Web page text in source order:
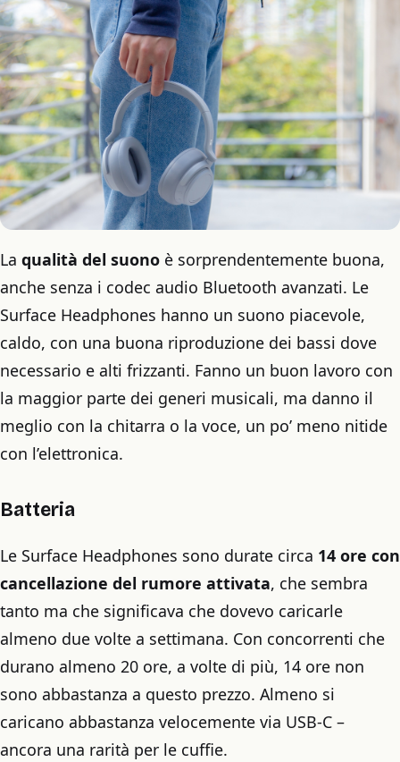
La qualità del suono è sorprendentemente buona,
anche senza i codec audio Bluetooth avanzati. Le
Surface Headphones hanno un suono piacevole,
caldo, con una buona riproduzione dei bassi dove
necessario e alti frizzanti. Fanno un buon lavoro con
la maggior parte dei generi musicali, ma danno il
meglio con la chitarra o la voce, un po’ meno nitide
con l’elettronica.
Batteria
Le Surface Headphones sono durate circa 14 ore con
cancellazione del rumore attivata, che sembra
tanto ma che significava che dovevo caricarle
almeno due volte a settimana. Con concorrenti che
durano almeno 20 ore, a volte di più, 14 ore non
sono abbastanza a questo prezzo. Almeno si
caricano abbastanza velocemente via USB-C –
ancora una rarità per le cuffie.